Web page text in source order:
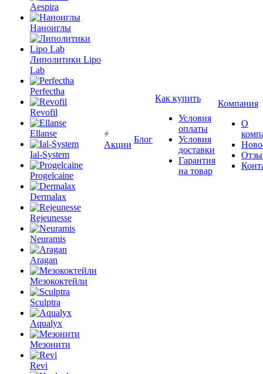
Aespira
Наноиглы
Липолитики Lipo
Lab
Perfectha
Revofil
Ellanse
Ial-System
Progelcaine
Dermalax
Rejeunesse
Neuramis
Aragan
Мезококтейли
Sculptra
Aqualyx
Мезонити
Revi
Акции
Блог
Как купить
Условия
оплаты
Условия
доставки
Гарантия
на товар
Компания
О